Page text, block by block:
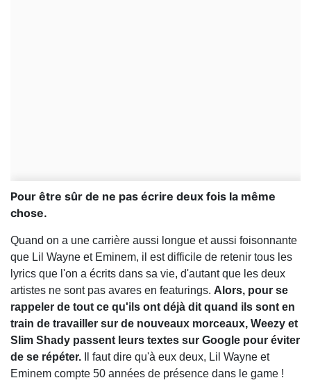
Pour être sûr de ne pas écrire deux fois la même
chose.
Quand on a une carrière aussi longue et aussi foisonnante
que Lil Wayne et Eminem, il est difficile de retenir tous les
lyrics que l'on a écrits dans sa vie, d'autant que les deux
artistes ne sont pas avares en featurings. Alors, pour se
rappeler de tout ce qu'ils ont déjà dit quand ils sont en
train de travailler sur de nouveaux morceaux, Weezy et
Slim Shady passent leurs textes sur Google pour éviter
de se répéter. Il faut dire qu'à eux deux, Lil Wayne et
Eminem compte 50 années de présence dans le game !